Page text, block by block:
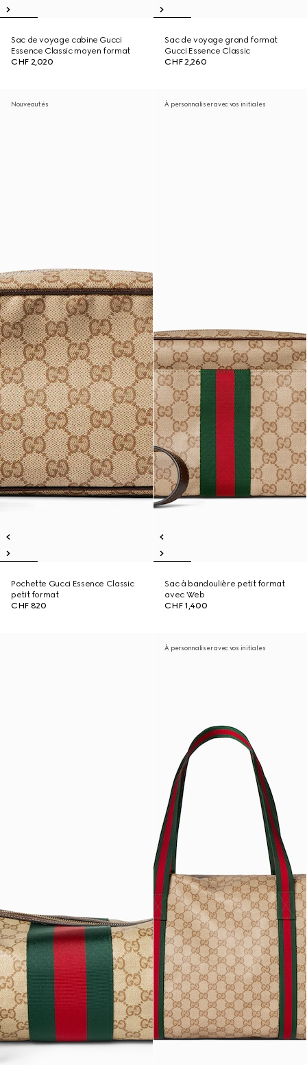
Sac de voyage cabine Gucci
Essence Classic moyen format
CHF 2,020
Sac de voyage grand format
Gucci Essence Classic
CHF 2,260
Nouveautés
Pochette Gucci Essence Classic
petit format
CHF 820
À personnaliser avec vos initiales
Sac à bandoulière petit format
avec Web
CHF 1,400
À personnaliser avec vos initiales